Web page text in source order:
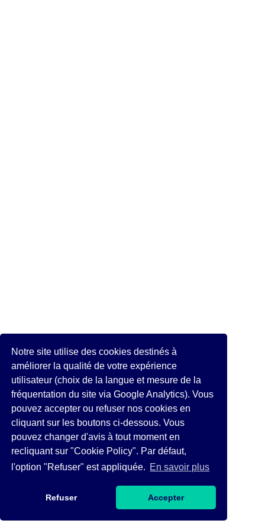
Notre site utilise des cookies destinés à
améliorer la qualité de votre expérience
utilisateur (choix de la langue et mesure de la
fréquentation du site via Google Analytics). Vous
pouvez accepter ou refuser nos cookies en
cliquant sur les boutons ci-dessous. Vous
pouvez changer d'avis à tout moment en
recliquant sur "Cookie Policy". Par défaut,
l'option "Refuser" est appliquée. En savoir plus
Refuser Accepter